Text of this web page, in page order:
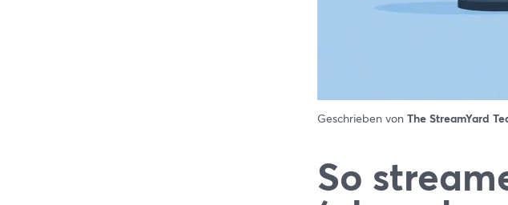
Geschrieben von The StreamYard
So